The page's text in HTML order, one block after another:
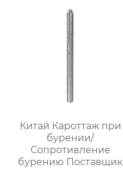
Китай Кароттаж при
бурении/
Сопротивление
бурению Поставщик